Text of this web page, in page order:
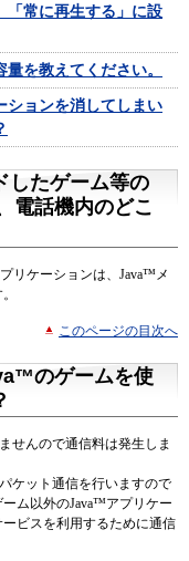
常に再生する」に設
を教えてください。
ションを消してしまい
したゲーム等の
電話機内のどこ
リケーションは、Java™メ
このページの目次へ
のゲームを使
せんので通信料は発生しま
ケット通信を行いますので
ム以外のJava™アプリケー
ビスを利用するために通信